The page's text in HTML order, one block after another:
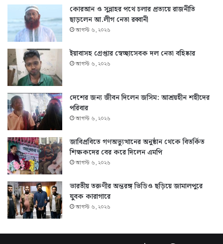
কোরআন ও সুন্নাহর পথে চলার প্রত্যয়ে রাজনীতি
ছাড়লেন আ.লীগ নেতা রব্বানী
আগস্ট ৬, ২০২৬
ইয়াবাসহ গ্রেপ্তার স্বেচ্ছাসেবক দল নেতা বহিষ্কার
আগস্ট ৬, ২০২৬
দেশের জন্য জীবন দিলেন জসিম: আশ্রয়হীন শহীদের
পরিবার
আগস্ট ৬, ২০২৬
জাবিপ্রবিতে গণঅভ্যুত্থানের অনুষ্ঠান থেকে বিতর্কিত
শিক্ষকদের বের করে দিলেন এমপি
আগস্ট ৬, ২০২৬
ভারতীয় তরুণীর অন্তরঙ্গ ভিডিও ছড়িয়ে জামালপুরে
যুবক কারাগারে
আগস্ট ৬, ২০২৬